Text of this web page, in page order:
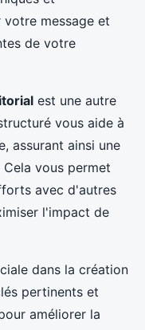
message et
de votre
est une autre
vous aide à
assurant ainsi une
vous permet
avec d'autres
l'impact de
dans la création
pertinents et
améliorer la